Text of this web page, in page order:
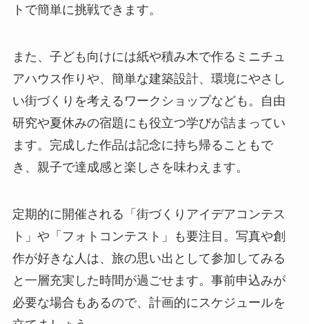
トで簡単に挑戦できます。
また、子ども向けには紙や積み木で作るミニチュ
アハウス作りや、簡単な建築設計、環境にやさし
い街づくりを考えるワークショップなども。自由
研究や夏休みの宿題にも役立つ学びが詰まってい
ます。完成した作品は記念に持ち帰ることもで
き、親子で達成感と楽しさを味わえます。
定期的に開催される「街づくりアイデアコンテス
ト」や「フォトコンテスト」も要注目。写真や創
作が好きな人は、旅の思い出として参加してみる
と一層充実した時間が過ごせます。事前申込みが
必要な場合もあるので、計画的にスケジュールを